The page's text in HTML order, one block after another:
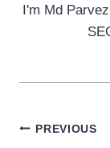
I'm Md
Post
PREVIOUS